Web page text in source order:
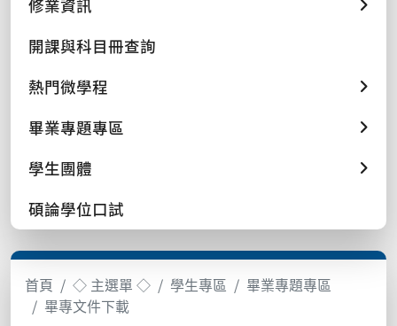
修業資訊
開課與科目冊查詢
熱門微學程
畢業專題專區
學生團體
碩論學位口試
首頁 ◇ 主選單 ◇ 學生專區
畢業專題專區
畢專文件下載